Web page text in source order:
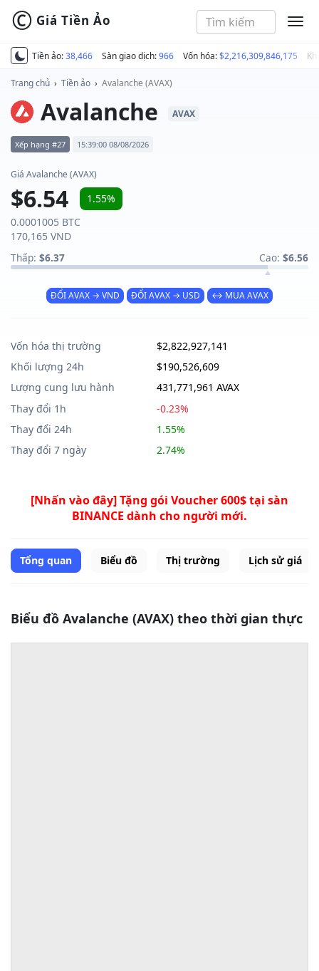
Tiền ảo:38,466 Sàn giao dịch:966 Vốn hóa:$2,216,309,846,175
© Giá Tiền Ảo
Trang chủ › Tiền ảo › Avalanche (AVAX)
Avalanche AVAX
Xếp hạng #27 15:39:00 08/08/2026
Giá Avalanche (AVAX)
$6.54
1.55%
0.0001005 BTC
170,165 VND
Thấp: $6.37 Cao: $6.56
ĐỔI AVAX → VND ĐỔI AVAX → USD ↔ MUA AVAX
Vốn hóa thị trường
$2,822,927,141
Khối lượng 24h
$190,526,609
Lượng cung lưu hành
431,771,961 AVAX
Thay đổi 1h
-0.23%
Thay đổi 24h
1.55%
Thay đổi 7 ngày
2.74%
[Nhấn vào đây] Tặng gói Voucher 600$ tại sàn
BINANCE dành cho người mới.
Tổng quan Biểu đồ Thị trường Lịch sử giá
Biểu đồ Avalanche (AVAX) theo thời gian thực